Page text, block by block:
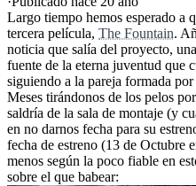
Largo tiempo hemos esperado a
tercera película, The Fountain.
noticia que salía del proyecto,
fuente de la eterna juventud que
siguiendo a la pareja formada por
Meses tirándonos de los pelos
saldría de la sala de montaje (y
en no darnos fecha para su
fecha de estreno (13 de Octubre
menos según la poco fiable en
sobre el que babear: